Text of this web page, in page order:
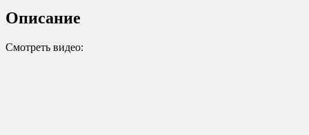
Описание
Смотреть видео: